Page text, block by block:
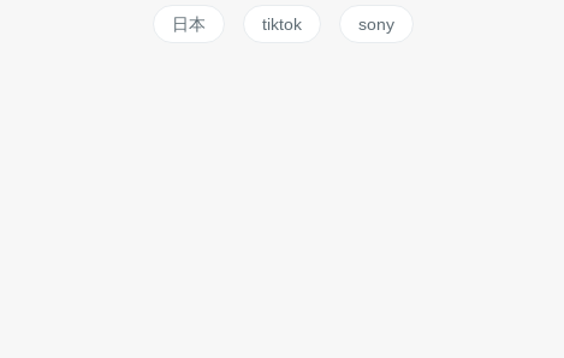
日本 tiktok sony